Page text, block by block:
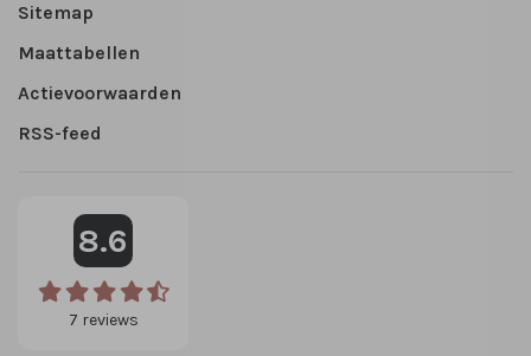
Sitemap
Maattabellen
Actievoorwaarden
RSS-feed
8.6
7 reviews